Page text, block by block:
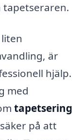
tapetseraren.
är
hjälp.
med
tapetsering
på att